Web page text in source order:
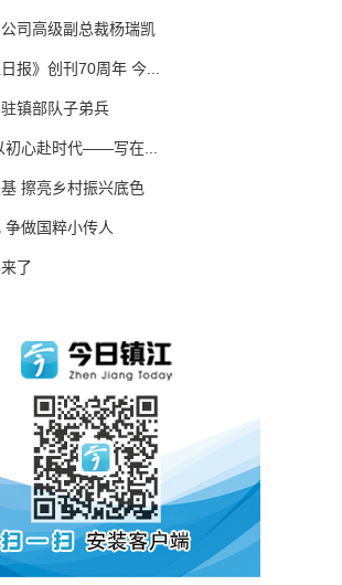
司高级副总裁杨瑞凯
报》创刊70周年 今...
镇部队子弟兵
初心赴时代——写在...
擦亮乡村振兴底色
做国粹小传人
了